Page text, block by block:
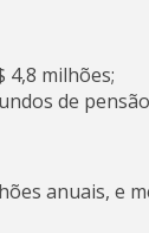
4,8 milhões;
de
anuais,